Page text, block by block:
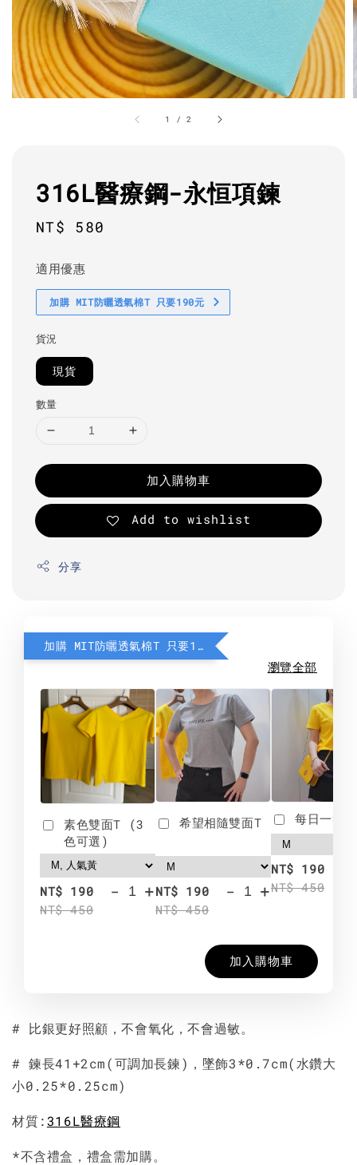
1 /2
316L醫療鋼-永恒項鍊
Regular
NT$ 580
適用優惠
加購 MIT防曬透氣棉T 只要190元
貨況
現貨
數量
加入購物車
Add to wishlist
分享
加購 MIT防曬透氣棉T 只要190元
瀏覽全部
素色雙面T (3
色可選)
NT$ 190
NT$ 450
- +
希望相隨雙面T
NT$ 190
NT$ 450
- +
每日一笑
NT$ 190
NT$ 450
加入購物車
# 比銀更好照顧，不會氧化，不會過敏。
# 鍊長41+2cm(可調加長鍊)，墜飾3*0.7cm(水鑽大
小0.25*0.25cm)
材質:316L醫療鋼
*不含禮盒，禮盒需加購。